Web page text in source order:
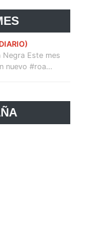
Negra Este mes
nuevo #roa…